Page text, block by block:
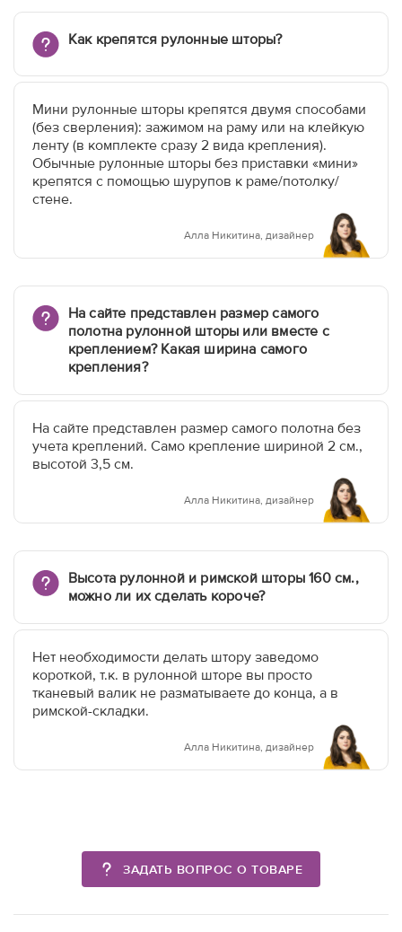
Как крепятся рулонные шторы?
Мини рулонные шторы крепятся двумя способами
(без сверления): зажимом на раму или на клейкую
ленту (в комплекте сразу 2 вида крепления).
Обычные рулонные шторы без приставки «мини»
крепятся с помощью шурупов к раме/потолку/
стене.
Алла Никитина, дизайнер
На сайте представлен размер самого
полотна рулонной шторы или вместе с
креплением? Какая ширина самого
крепления?
На сайте представлен размер самого полотна без
учета креплений. Само крепление шириной 2 см.,
высотой 3,5 см.
Алла Никитина, дизайнер
Высота рулонной и римской шторы 160 см.,
можно ли их сделать короче?
Нет необходимости делать штору заведомо
короткой, т.к. в рулонной шторе вы просто
тканевый валик не разматываете до конца, а в
римской-складки.
Алла Никитина, дизайнер
ЗАДАТЬ ВОПРОС О ТОВАРЕ